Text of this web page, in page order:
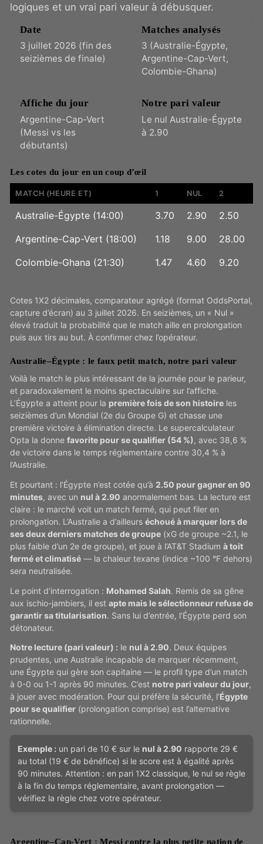
logiques et un vrai pari valeur à débusquer.
Date
3 juillet 2026 (fin des
seizièmes de finale)
Matches analysés
3 (Australie-Égypte,
Argentine-Cap-Vert,
Colombie-Ghana)
Affiche du jour
Argentine-Cap-Vert
(Messi vs les
débutants)
Notre pari valeur
Le nul Australie-Égypte
à 2.90
Les cotes du jour en un coup d’œil
MATCH (HEURE ET) 1 NUL 2
Australie-Égypte (14:00) 3.70 2.90
2.50
Argentine-Cap-Vert (18:00)
1.18 9.00
28.00
Colombie-Ghana (21:30)
1.47 4.60 9.20
Cotes 1X2 décimales, comparateur agrégé (format OddsPortal,
capture d’écran) au 3 juillet 2026. En seizièmes, un « Nul »
élevé traduit la probabilité que le match aille en prolongation
puis aux tirs au but. À confirmer chez l’opérateur.
Australie–Égypte : le faux petit match, notre pari valeur
Voilà le match le plus intéressant de la journée pour le parieur,
et paradoxalement le moins spectaculaire sur l’affiche.
L’Égypte a atteint pour la première fois de son histoire les
seizièmes d’un Mondial (2e du Groupe G) et chasse une
première victoire à élimination directe. Le supercalculateur
Opta la donne favorite pour se qualifier (54 %), avec 38,6 %
de victoire dans le temps réglementaire contre 30,4 % à
l’Australie.
Et pourtant : l’Égypte n’est cotée qu’à 2.50 pour gagner en 90
minutes, avec un nul à 2.90 anormalement bas. La lecture est
claire : le marché voit un match fermé, qui peut filer en
prolongation. L’Australie a d’ailleurs échoué à marquer lors de
ses deux derniers matches de groupe (xG de groupe ~2.1, le
plus faible d’un 2e de groupe), et joue à l’AT&T Stadium à toit
fermé et climatisé — la chaleur texane (indice ~100 °F dehors)
sera neutralisée.
Le point d’interrogation : Mohamed Salah. Remis de sa gêne
aux ischio-jambiers, il est apte mais le sélectionneur refuse de
garantir sa titularisation. Sans lui d’entrée, l’Égypte perd son
détonateur.
Notre lecture (pari valeur) : le nul à 2.90. Deux équipes
prudentes, une Australie incapable de marquer récemment,
une Égypte qui gère son capitaine — le profil type d’un match
à 0-0 ou 1-1 après 90 minutes. C’est notre pari valeur du jour,
à jouer avec modération. Pour qui préfère la sécurité, l’Égypte
pour se qualifier (prolongation comprise) est l’alternative
rationnelle.
Exemple : un pari de 10 € sur le nul à 2.90 rapporte 29 €
au total (19 € de bénéfice) si le score est à égalité après
90 minutes. Attention : en pari 1X2 classique, le nul se règle
à la fin du temps réglementaire, avant prolongation —
vérifiez la règle chez votre opérateur.
Argentine–Cap-Vert : Messi contre la plus petite nation de